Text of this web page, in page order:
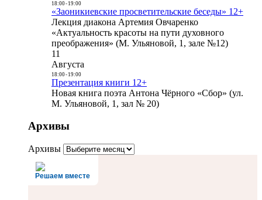
18:00- 19:00
«Заоникиевские просветительские беседы» 12+
Лекция диакона Артемия Овчаренко
«Актуальность красоты на пути духовного
преображения» (М. Ульяновой, 1, зале №12)
11
Августа
18:00- 19:00
Презентация книги 12+
Новая книга поэта Антона Чёрного «Сбор» (ул.
М. Ульяновой, 1, зал № 20)
Архивы
Архивы
Решаем вместе